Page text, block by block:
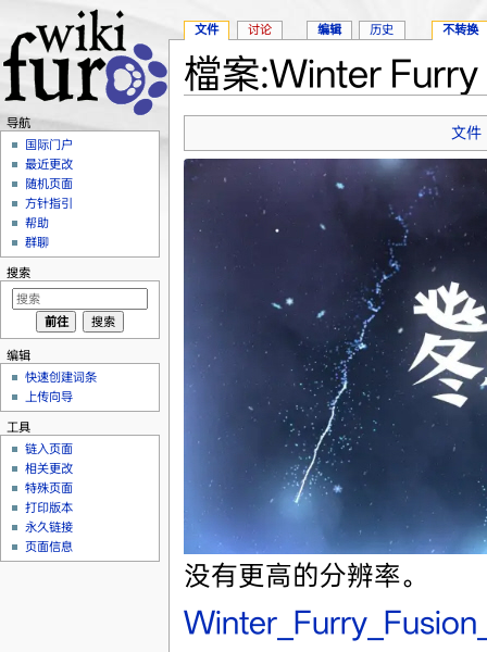
檔案:Winter
文件
没有更高的分辨率。
文件 讨论 编辑 历史 不转换
导航
国际门户
最近更改
随机页面
方针指引
帮助
群聊
搜索
编辑
快速创建词条
上传向导
工具
链入页面
相关更改
特殊页面
打印版本
永久链接
页面信息